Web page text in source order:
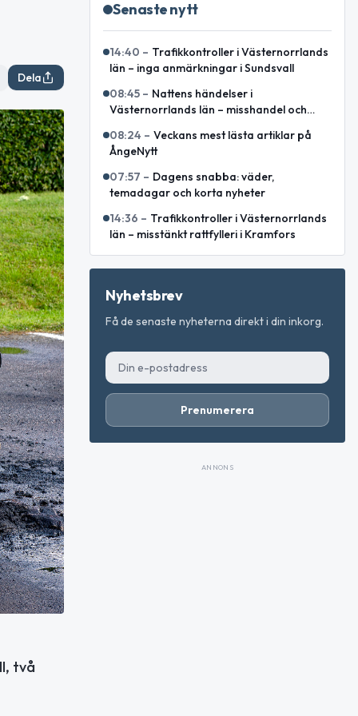
Dela
två
Senaste nytt
14:40 – Trafikkontroller i Västernorrlands
län – inga anmärkningar i Sundsvall
08:45 – Nattens händelser i
Västernorrlands län – misshandel och
08:24 – Veckans mest lästa artiklar på
ÅngeNytt
07:57 – Dagens snabba: väder,
temadagar och korta nyheter
14:36 – Trafikkontroller i Västernorrlands
län – misstänkt rattfylleri i Kramfors
Nyhetsbrev
Få de senaste nyheterna direkt i din inkorg.
Prenumerera
ANNONS